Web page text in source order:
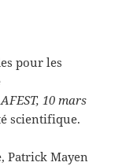
pour les
10 mars
scientifique.
Patrick Mayen